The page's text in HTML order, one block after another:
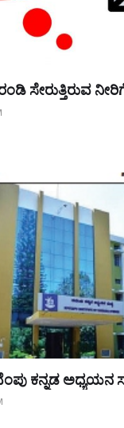
ಸೇರುತ್ತಿರುವ
ಕನ್ನಡ ಅಧ್ಯಯನ